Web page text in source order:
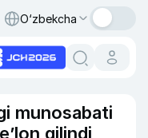
O‘zbekcha
munosabati
qilindi